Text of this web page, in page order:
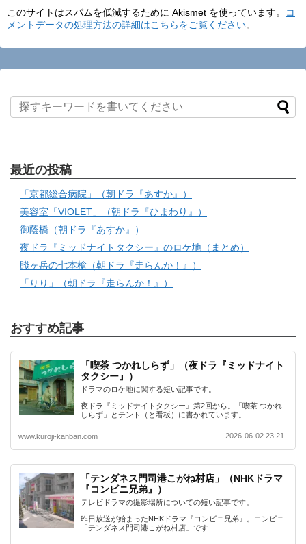
このサイトはスパムを低減するために Akismet を使っています。
コ
メントデータの処理方法の詳細はこちらをご覧ください。
最近の投稿
「京都総合病院」（朝ドラ『あすか』）
美容室「VIOLET」（朝ドラ『ひまわり』）
御蔭橋（朝ドラ『あすか』）
夜ドラ『ミッドナイトタクシー』のロケ地（まとめ）
賤ヶ岳の七本槍（朝ドラ『走らんか！』）
「りり」（朝ドラ『走らんか！』）
おすすめ記事
「喫茶 つかれしらず」（夜ドラ『ミッドナイト
タクシー』）
ドラマのロケ地に関する短い記事です。
夜ドラ『ミッドナイトタクシー』第2回から。「喫茶 つかれ
しらず」とテント（と看板）に書かれています。…
www.kuroji-kanban.com 2026-06-02 23:21
「テンダネス門司港こがね村店」（NHKドラマ
『コンビニ兄弟』）
テレビドラマの撮影場所についての短い記事です。
昨日放送が始まったNHKドラマ『コンビニ兄弟』。コンビニ
「テンダネス門司港こがね村店」です…